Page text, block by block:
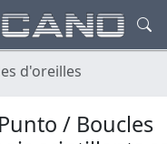
d'oreilles
/ Boucles